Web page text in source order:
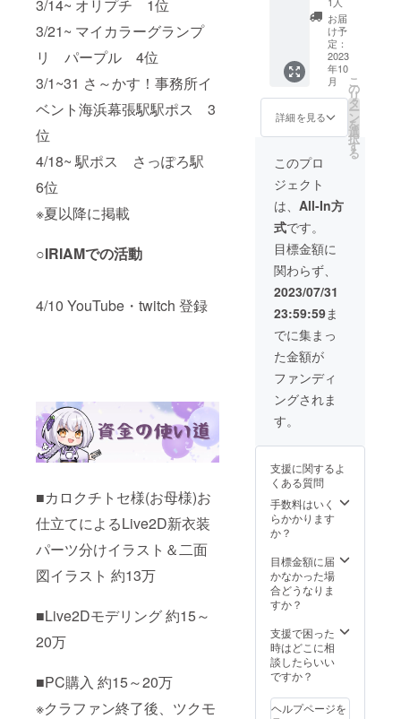
3/14~ オリプチ 1位
3/21~ マイカラーグランプ
リ パープル 4位
3/1~31 さ～かす！事務所イ
ベント海浜幕張駅駅ポス 3
位
4/18~ 駅ポス さっぽろ駅
6位
※夏以降に掲載
○IRIAMでの活動
4/10 YouTube・twitch 登録
■カロクチトセ様(お母様)お
仕立てによるLive2D新衣装
パーツ分けイラスト＆二面
図イラスト 約13万
■Live2Dモデリング 約15～
20万
■PC購入 約15～20万
※クラファン終了後、ツクモ
ン:1種
類
グ開始
後にご
依頼す
る予定
プリン
ト代は
支援者
様のご
す ※3 缶
数量:1
個 商品
サイズ:
38mm
予定 素
材等: 円
形クリ
ア/安全
ザイ
ン:1種
類 ※4 新
衣装ア
クスタ
数量:1
個 商品
予定 素
材等: ア
クリル
デザイ
ン:1種
類 台
のマッ
ドパー
プルor
ン・
ファミ
リー
マー
ト・
ローソ
ン・ポ
プラグ
プリン
ト番号
配布方
法：
メール
にてご
連絡 デ
ザイン
はクラ
ウド
ファン
ディン
グ開始
後にご
依頼す
る予定
プリン
ト代は
負担と
す ※3 缶
バッチ
数量:1
個 商品
予定 素
材等: 円
形クリ
ザイ
ン:1種
類 ※4 新
衣装ア
数量:1
載され
たいお
名前を
ご記載
くださ
（ニッ
クネー
ム可、
公序良
俗に反
するも
のは不
可） ※2
ネット
プリン
ト(L版)
対応コ
ンビ
ニ：セ
ブンイ
レブ
ン・
ファミ
リー
マー
ト・
ローソ
ループ
プリン
ト番号
配布方
法：
メール
連絡 デ
ザイン
はクラ
ウド
ディン
グ開始
後にご
依頼す
プリン
名前の
記載&お
名前呼
び ・
ネット
プリン
ト ・缶
バッチ
・新衣
装アク
スタ ・
ハンカ
チ ・式
神君箸
置き ・
ビッグ
クッ
ション
※1配信
＆アー
カイブ
動画に
て掲載
備考に
掲載さ
れたい
お名前
をご記
（ニッ
ム可、
公序良
俗に反
するも
のは不
ネット
プリン
ト(L版)
対応コ
ニ：セ
ブンイ
レブ
ン・
リー
お届
け予
定：
2023
年10
月
詳細を見る
こ
の
リ
タ
ー
ン
を
選
択
す
る
このプロ
ジェクト
は、 All-In方
式です。
目標金額に
関わらず、
2023/07/31
23:59:59ま
でに集まっ
た金額が
ファンディ
ングされま
す。
支援に関するよ
くある質問
手数料はいく
らかかります
か？
目標金額に届
かなかった場
合どうなりま
すか？
支援で困った
時はどこに相
談したらいい
ですか？
ヘルプページを